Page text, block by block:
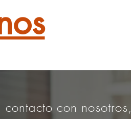
con nosotros,